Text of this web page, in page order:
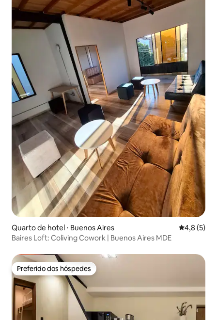
Quarto de hotel ⋅ Buenos Aires 4,8 de
4,8 (5)
Baires Loft: Coliving Cowork | Buenos Aires MDE
Preferido dos hóspedes
Preferido dos hóspedes